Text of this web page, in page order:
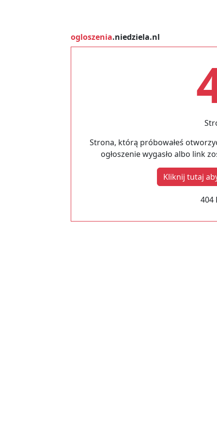
ogloszenia.niedziela.nl
Strona, którą próbowałeś
ogłoszenie wygasło albo link
Kliknij tutaj
404